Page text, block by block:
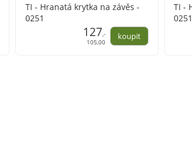
TI - Hranatá krytka na závěs -
0251
127,-
105,00
TI -
0251